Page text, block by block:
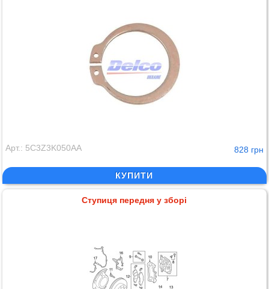
Арт.: 5C3Z3K050AA 828 грн
КУПИТИ
Ступиця передня у зборі